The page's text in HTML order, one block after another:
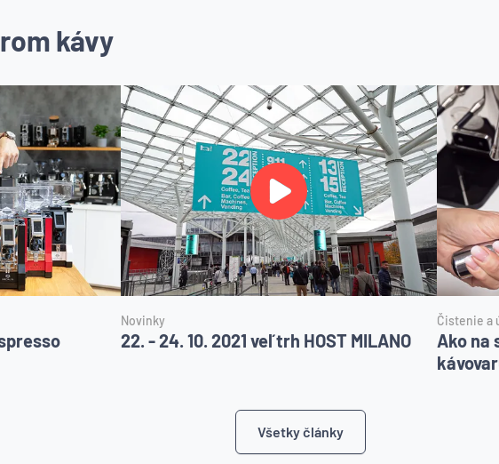
kávy
Novinky
22. - 24. 10. 2021 veľtrh HOST MILANO
Čistenie a
Ako na
Všetky články